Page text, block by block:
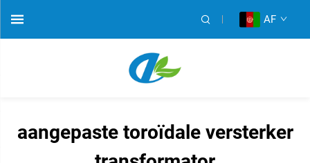
AF
aangepaste toroïdale versterker